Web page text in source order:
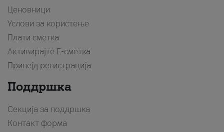
Ценовници
Услови за користење
Плати сметка
Активирајте Е-сметка
Припејд регистрација
Поддршка
Секција за поддршка
Контакт форма